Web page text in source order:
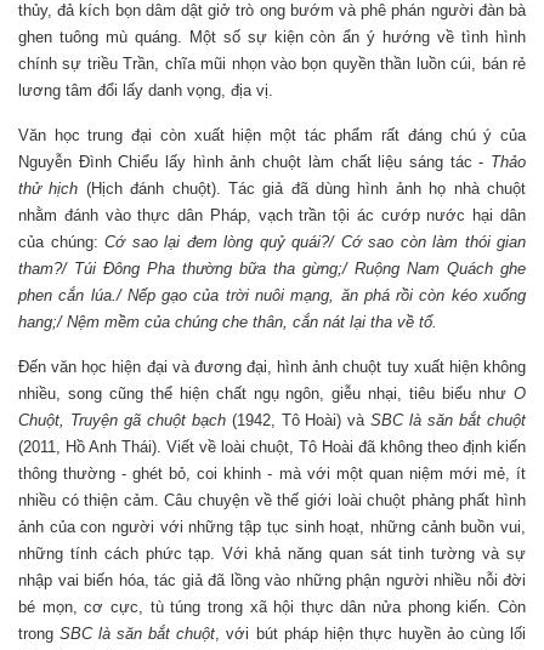
thủy, đả kích bọn dâm dật giở trò ong bướm và phê phán người đàn bà
ghen tuông mù quáng. Một số sự kiện còn ẩn ý hướng về tình hình
chính sự triều Trần, chĩa mũi nhọn vào bọn quyền thần luồn cúi, bán rẻ
lương tâm đổi lấy danh vọng, địa vị.
Văn học trung đại còn xuất hiện một tác phẩm rất đáng chú ý của
Nguyễn Đình Chiểu lấy hình ảnh chuột làm chất liệu sáng tác - Thảo
thử hịch (Hịch đánh chuột). Tác giả đã dùng hình ảnh họ nhà chuột
nhằm đánh vào thực dân Pháp, vạch trần tội ác cướp nước hại dân
của chúng: Cớ sao lại đem lòng quỷ quái?/ Cớ sao còn làm thói gian
tham?/ Túi Đông Pha thường bữa tha gừng;/ Ruộng Nam Quách ghe
phen cắn lúa./ Nếp gạo của trời nuôi mạng, ăn phá rồi còn kéo xuống
hang;/ Nệm mềm của chúng che thân, cắn nát lại tha về tổ.
Đến văn học hiện đại và đương đại, hình ảnh chuột tuy xuất hiện không
nhiều, song cũng thể hiện chất ngụ ngôn, giễu nhại, tiêu biểu như O
Chuột, Truyện gã chuột bạch(1942, Tô Hoài) vàSBC là săn bắt chuột
(2011, Hồ Anh Thái). Viết về loài chuột, Tô Hoài đã không theo định kiến
thông thường - ghét bỏ, coi khinh - mà với một quan niệm mới mẻ, ít
nhiều có thiện cảm. Câu chuyện về thế giới loài chuột phảng phất hình
ảnh của con người với những tập tục sinh hoạt, những cảnh buồn vui,
những tính cách phức tạp. Với khả năng quan sát tinh tường và sự
nhập vai biến hóa, tác giả đã lồng vào những phận người nhiều nỗi đời
bé mọn, cơ cực, tù túng trong xã hội thực dân nửa phong kiến. Còn
trong SBC là săn bắt chuột, với bút pháp hiện thực huyền ảo cùng lối